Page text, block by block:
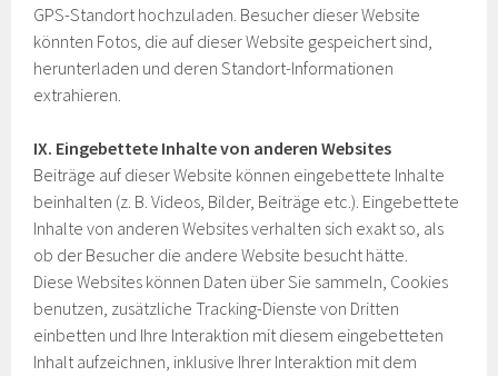
GPS-Standort hochzuladen. Besucher dieser Website
könnten Fotos, die auf dieser Website gespeichert sind,
herunterladen und deren Standort-Informationen
extrahieren.
IX. Eingebettete Inhalte von anderen Websites
Beiträge auf dieser Website können eingebettete Inhalte
beinhalten (z. B. Videos, Bilder, Beiträge etc.). Eingebettete
Inhalte von anderen Websites verhalten sich exakt so, als
ob der Besucher die andere Website besucht hätte.
Diese Websites können Daten über Sie sammeln, Cookies
benutzen, zusätzliche Tracking-Dienste von Dritten
einbetten und Ihre Interaktion mit diesem eingebetteten
Inhalt aufzeichnen, inklusive Ihrer Interaktion mit dem